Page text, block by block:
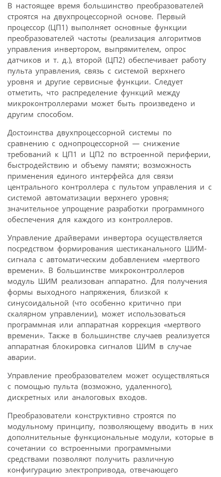
В настоящее время большинство преобразователей
строятся на двухпроцессорной основе. Первый
процессор (ЦП1) выполняет основные функции
преобразователей частоты (реализация алгоритмов
управления инвертором, выпрямителем, опрос
датчиков и т. д.), второй (ЦП2) обеспечивает работу
пульта управления, связь с системой верхнего
уровня и другие сервисные функции. Следует
отметить, что распределение функций между
микроконтроллерами может быть произведено и
другим способом.
Достоинства двухпроцессорной системы по
сравнению с однопроцессорной — снижение
требований к ЦП1 и ЦП2 по встроенной периферии,
быстродействию и объему памяти; возможность
применения единого интерфейса для связи
центрального контроллера с пультом управления и с
системой автоматизации верхнего уровня;
значительное упрощение разработки программного
обеспечения для каждого из контроллеров.
Управление драйверами инвертора осуществляется
посредством формирования шестиканального ШИМ-
сигнала с автоматическим добавлением «мертвого
времени». В большинстве микроконтроллеров
модуль ШИМ реализован аппаратно. Для получения
формы выходного напряжения, близкой к
синусоидальной (что особенно критично при
скалярном управлении), может использоваться
программная или аппаратная коррекция «мертвого
времени». Также в большинстве случаев реализуется
аппаратная блокировка сигналов ШИМ в случае
аварии.
Управление преобразователем может осуществляться
с помощью пульта (возможно, удаленного),
дискретных или аналоговых входов.
Преобразователи конструктивно строятся по
модульному принципу, позволяющему вводить в них
дополнительные функциональные модули, которые в
сочетании со встроенными программными
средствами позволяют получить различную
конфигурацию электропривода, отвечающего